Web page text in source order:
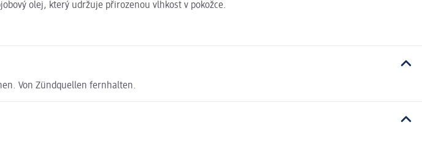
olej, který udržuje přirozenou vlhkost v pokožce.
Von Zündquellen fernhalten.